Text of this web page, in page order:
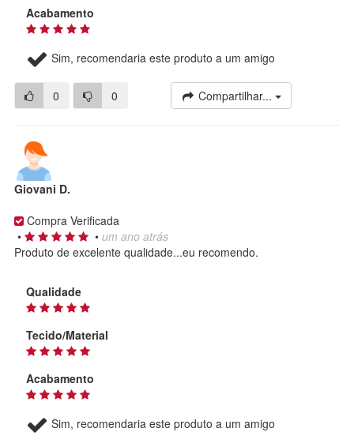
Acabamento
Sim, recomendaria este produto a um amigo
0 0 Compartilhar...
Giovani D.
Compra Verificada
•
• um ano atrás
Produto de excelente qualidade...eu recomendo.
Qualidade
Tecido/Material
Acabamento
Sim, recomendaria este produto a um amigo